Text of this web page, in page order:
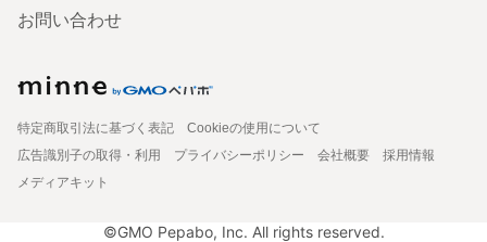
お問い合わせ
特定商取引法に基づく表記
Cookieの使用について
広告識別子の取得・利用
プライバシーポリシー 会社概要
採用情報
メディアキット
©GMO Pepabo, Inc. All rights reserved.